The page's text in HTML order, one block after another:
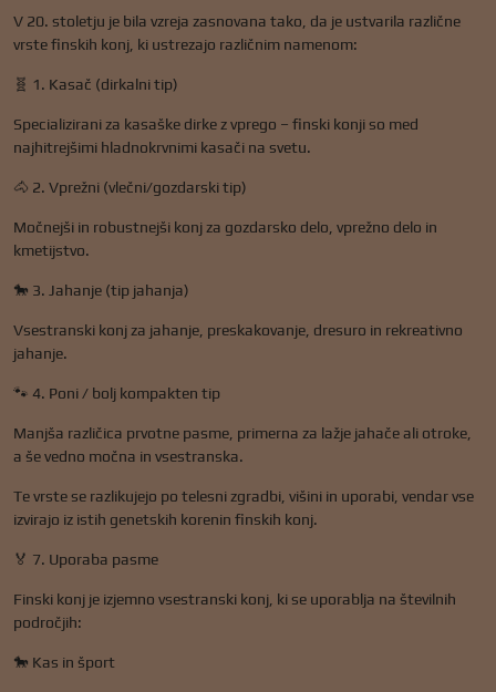
V 20. stoletju je bila vzreja zasnovana tako, da je ustvarila različne
vrste finskih konj, ki ustrezajo različnim namenom:
🧬 1. Kasač (dirkalni tip)
Specializirani za kasaške dirke z vprego – finski konji so med
najhitrejšimi hladnokrvnimi kasači na svetu.
🐴 2. Vprežni (vlečni/gozdarski tip)
Močnejši in robustnejši konj za gozdarsko delo, vprežno delo in
kmetijstvo.
🐎 3. Jahanje (tip jahanja)
Vsestranski konj za jahanje, preskakovanje, dresuro in rekreativno
jahanje.
🐾 4. Poni / bolj kompakten tip
Manjša različica prvotne pasme, primerna za lažje jahače ali otroke,
a še vedno močna in vsestranska.
Te vrste se razlikujejo po telesni zgradbi, višini in uporabi, vendar vse
izvirajo iz istih genetskih korenin finskih konj.
🏅 7. Uporaba pasme
Finski konj je izjemno vsestranski konj, ki se uporablja na številnih
področjih:
🐎 Kas in šport